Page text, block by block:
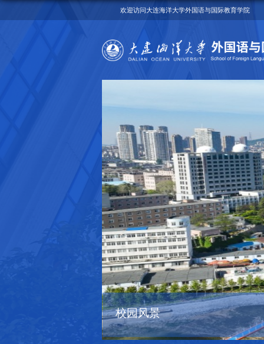
欢迎访问大连海洋大学外国语